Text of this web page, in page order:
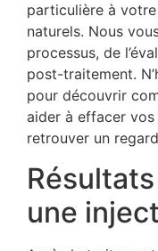
particulière à
naturels. Nous
processus, de
post-traitement.
pour découvrir
aider à effacer
retrouver un
une